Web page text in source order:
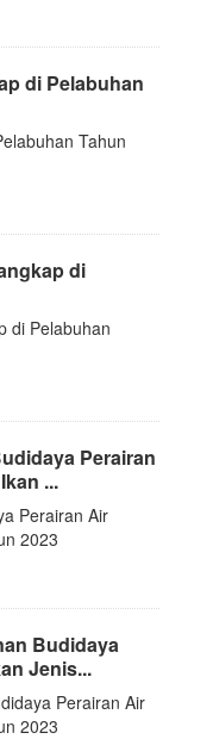
di Pelabuhan
Tahun
di
di Pelabuhan
Perairan
...
Perairan Air
2023
Budidaya
Jenis...
Perairan Air
2023